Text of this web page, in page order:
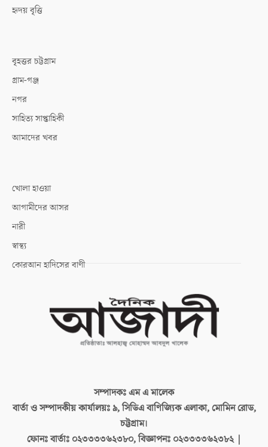
হৃদয় বৃত্তি
বৃহত্তর চট্টগ্রাম
গ্রাম-গঞ্জ
নগর
সাহিত্য সাপ্তাহিকী
আমাদের খবর
খোলা হাওয়া
আগামীদের আসর
নারী
স্বাস্থ্য
কোরআন হাদিসের বাণী
সম্পাদকঃএম এ মালেক
বার্তা ও সম্পাদকীয় কার্যালয়ঃ৯, সিডিএ বাণিজ্যিক এলাকা, মোমিন রোড,
চট্টগ্রাম।
ফোনঃ বার্তাঃ ০২৩৩৩৩৬২৩৮০, বিজ্ঞাপনঃ ০২৩৩৩৩৬২৩৮২ |